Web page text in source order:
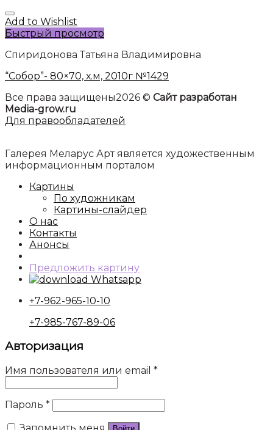
Add to Wishlist
Быстрый просмотр
Спиридонова Татьяна Владимировна
“Собор”- 80×70, х.м, 2010г №1429
Все права защищены2026 © Сайт разработан
Media-grow.ru
Для правообладателей
Галерея Меларус Арт является художественным
информационным порталом
Картины
По художникам
Картины-слайдер
О нас
Контакты
Анонсы
Предложить картину
Whatsapp
+7-962-965-10-10
+7-985-767-89-06
Авторизация
Имя пользователя или email *
Пароль *